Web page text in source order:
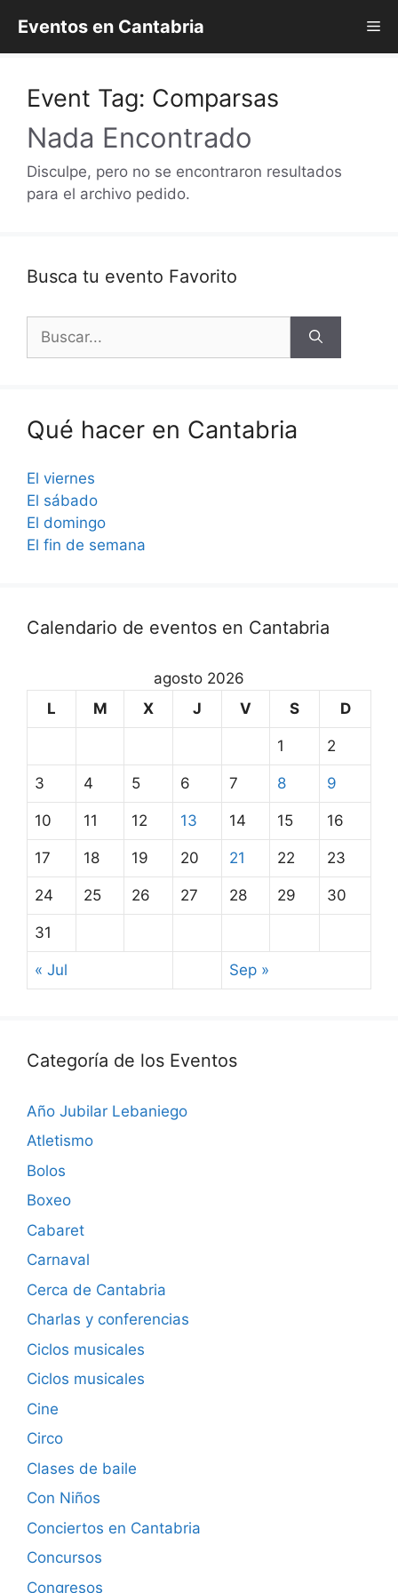
contenido
Eventos en Cantabria
Event Tag: Comparsas
Nada Encontrado
Disculpe, pero no se encontraron resultados
para el archivo pedido.
Busca tu evento Favorito
Buscar:
Qué hacer en Cantabria
El viernes
El sábado
El domingo
El fin de semana
Calendario de eventos en Cantabria
agosto 2026
L
M X J V S D
1 2
3 4 5 6 7 8 9
10 11 12 13 14 15 16
17 18 19 20 21 22 23
24 25 26 27 28 29 30
31
« Jul Sep »
Categoría de los Eventos
Año Jubilar Lebaniego
Atletismo
Bolos
Boxeo
Cabaret
Carnaval
Cerca de Cantabria
Charlas y conferencias
Ciclos musicales
Ciclos musicales
Cine
Circo
Clases de baile
Con Niños
Conciertos en Cantabria
Concursos
Congresos